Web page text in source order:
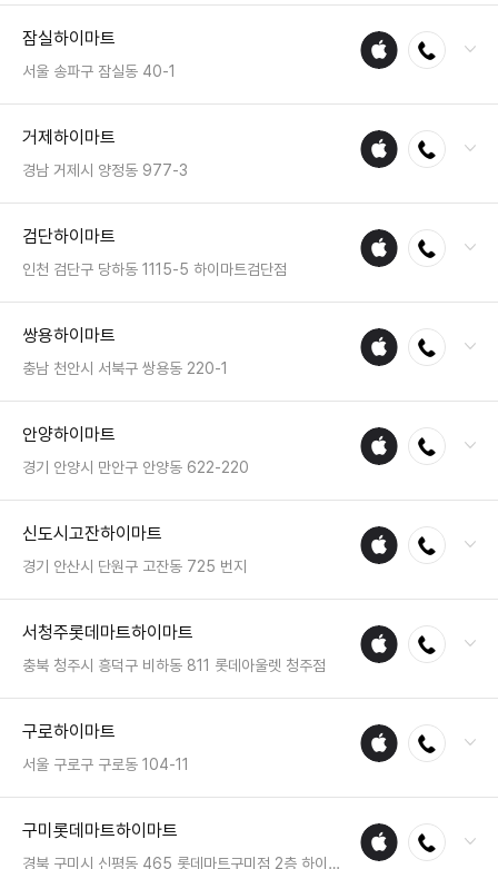
팩스 : 050-2222-1563
영업시간 : 금일 10:30~20:30
잠실하이마트
서울 송파구 잠실동 40-1
애플
수리
전화연결
팩스 : 050-2222-1846
영업시간 : 금일 10:00~22:00
거제하이마트
경남 거제시 양정동 977-3
애플
수리
전화연결
팩스 : 050-2222-1812
영업시간 : 금일 10:30~20:30
검단하이마트
인천 검단구 당하동 1115-5 하이마트검단점
애플
수리
전화연결
팩스 : 050-2222-0959
영업시간 : 금일 10:30~20:30
쌍용하이마트
충남 천안시 서북구 쌍용동 220-1
애플
수리
전화연결
팩스 : 050-2222-1479
영업시간 : 금일 10:30~20:30
안양하이마트
경기 안양시 만안구 안양동 622-220
애플
수리
전화연결
팩스 : 050-2222-0981
영업시간 : 금일 10:30~20:30
신도시고잔하이마트
경기 안산시 단원구 고잔동 725 번지
애플
수리
전화연결
팩스 : 050-2222-0975
영업시간 : 금일 10:30~20:30
서청주롯데마트하이마트
충북 청주시 흥덕구 비하동 811 롯데아울렛 청주점
애플
수리
전화연결
팩스 : 05023331216
영업시간 : 금일 10:00~22:00
구로하이마트
서울 구로구 구로동 104-11
애플
수리
전화연결
팩스 : 050-2222-0381
영업시간 : 금일 10:30~20:30
구미롯데마트하이마트
경북 구미시 신평동 465 롯데마트구미점 2층 하이마트
애플
수리
전화연결